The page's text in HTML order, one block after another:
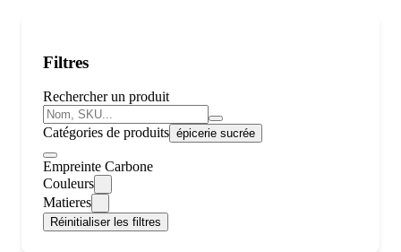
Filtres
Rechercher un produit
Catégories de produits épicerie sucrée
Empreinte Carbone
Couleurs
Matieres
Réinitialiser les filtres